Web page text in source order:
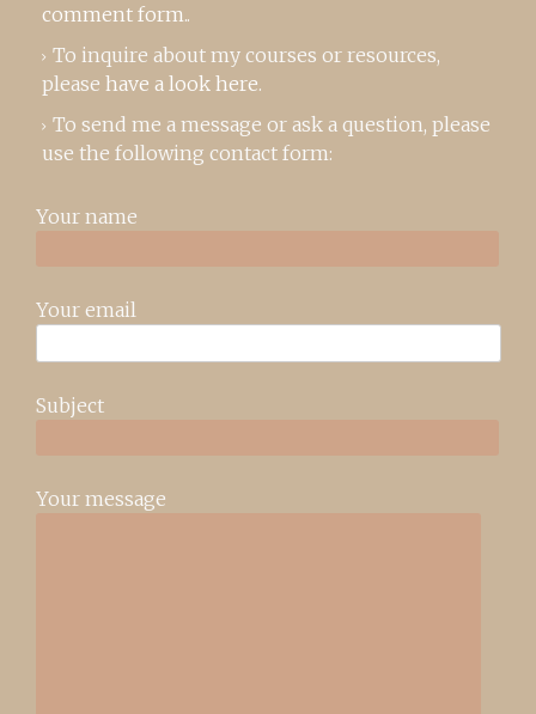
comment form..
To inquire about my courses or resources,
please have a look here.
To send me a message or ask a question, please
use the following contact form:
Your name
Your email
Subject
Your message